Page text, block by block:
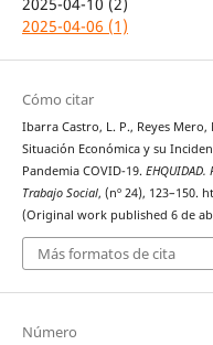
2025-04-06 (1)
Cómo citar
Ibarra Castro, L. P., Reyes Mero,
Situación Económica y su
Pandemia COVID-19.
Trabajo Social, (nº 24), 123–150.
(Original work published 6 de
Más formatos de cita
Número